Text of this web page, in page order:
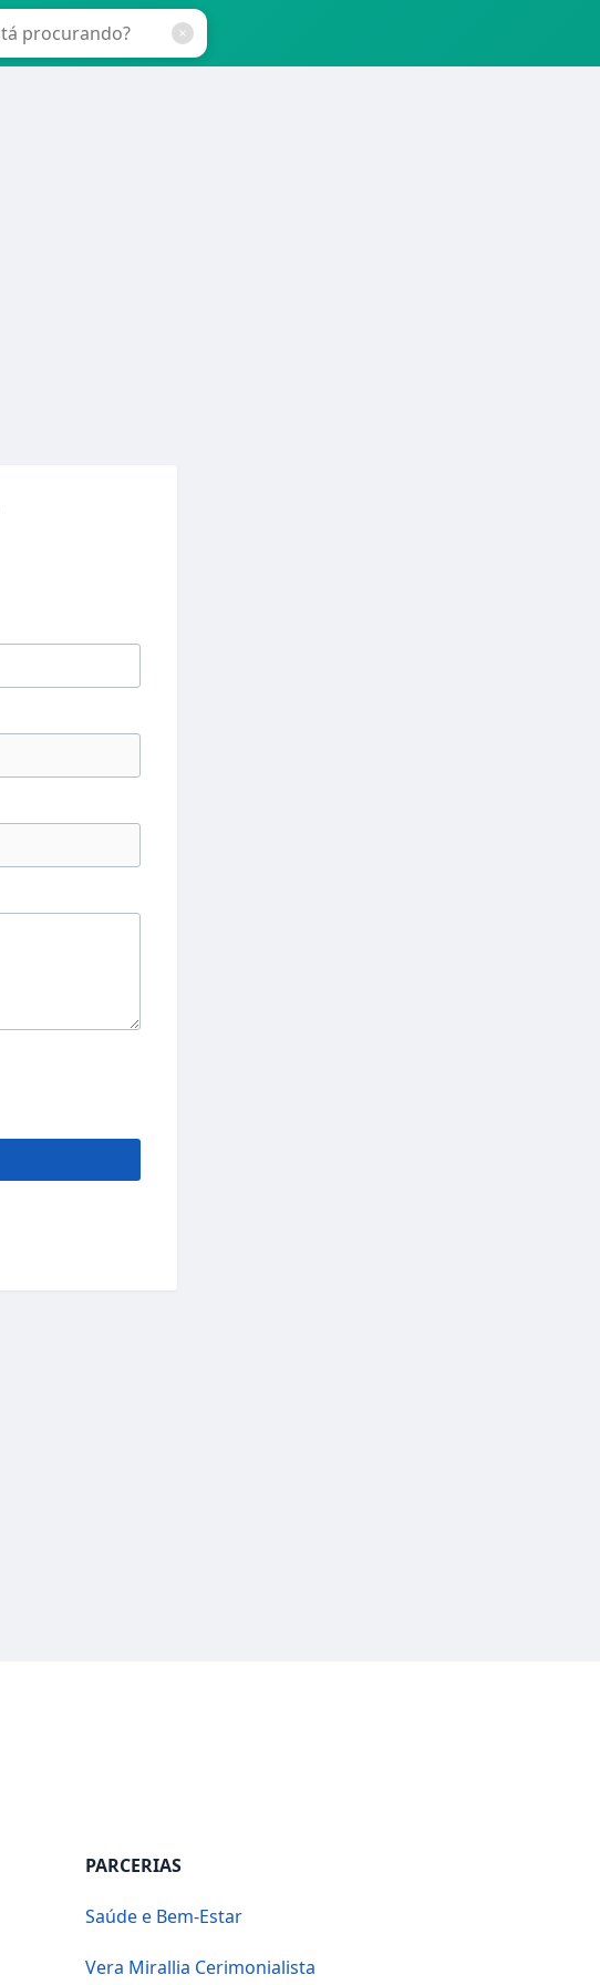
PARCERIAS
Saúde e Bem-Estar
Vera Mirallia Cerimonialista